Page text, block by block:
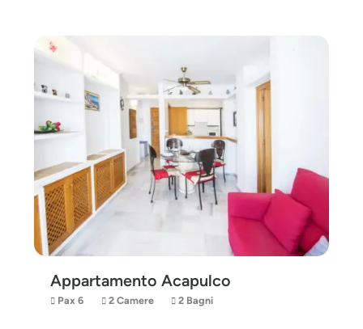
Appartamento Acapulco
Pax 6 2 Camere 2 Bagni